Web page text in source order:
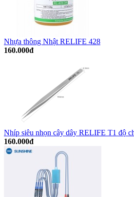
Nhựa thông Nhật RELIFE 428
160.000đ
Nhíp siêu nhọn cây dây RELIFE T1 độ
160.000đ